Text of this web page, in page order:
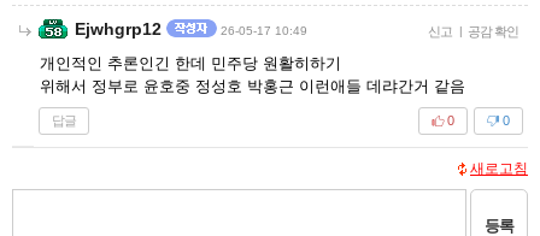
Ejwhgrp12 26-05-17 10:49 신고 | 공감 확인
개인적인 추론인긴 한데 민주당 원활히하기
위해서 정부로 윤호중 정성호 박홍근 이런애들 데랴간거 같음
답글 0
0
새로고침
등록